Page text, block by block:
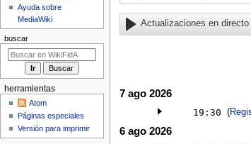
Actualizaciones en directo
7 ago 2026
19:30(
6 ago 2026
Ayuda sobre
MediaWiki
buscar
herramientas
Atom
Páginas especiales
Versión para imprimir